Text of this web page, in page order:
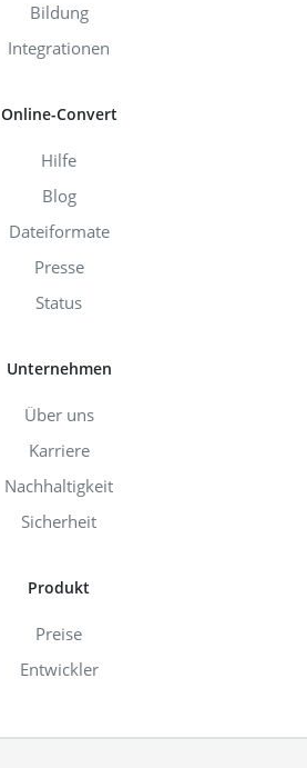
Bildung
Integrationen
Online-Convert
Hilfe
Blog
Dateiformate
Presse
Status
Unternehmen
Über uns
Karriere
Nachhaltigkeit
Sicherheit
Produkt
Preise
Entwickler